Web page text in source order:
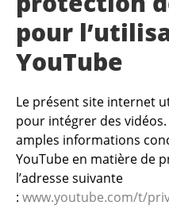
pour
YouTube
Le présent site internet
pour intégrer des
amples informations
YouTube en matière de
l’adresse suivante
: www.youtube.com/t/